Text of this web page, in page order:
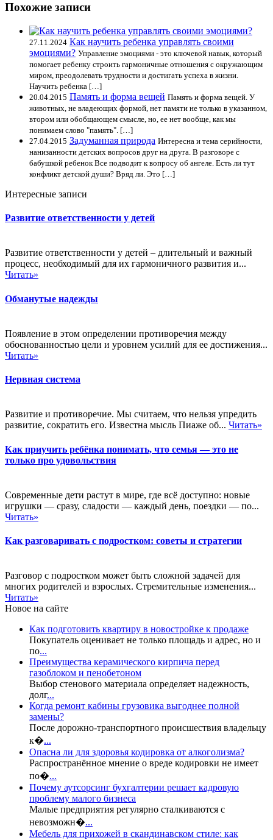
Похожие записи
27.11.2024 Как научить ребенка управлять своими
эмоциями? Управление эмоциями - это ключевой навык, который
помогает ребенку строить гармоничные отношения с окружающим
миром, преодолевать трудности и достигать успеха в жизни.
Научить ребенка […]
20.04.2015 Память и форма вещей Память и форма вещей. У
животных, не владеющих формой, нет памяти не только в указанном,
втором или обобщающем смысле, но, ее нет вообще, как мы
понимаем слово "память". […]
27.04.2015 Задуманная природа Интересна и тема серийности,
нанизанности детских вопросов друг на друга. В разговоре с
бабушкой ребенок Все подводит к вопросу об ангеле. Есть ли тут
конфликт детской души? Вряд ли. Это […]
Интересные записи
Развитие ответственности у детей
Развитие ответственности у детей – длительный и важный
процесс, необходимый для их гармоничного развития и...
Читать»
Обманутые надежды
Появление в этом определении противоречия между
обоснованностью цели и уровнем усилий для ее достижения...
Читать»
Нервная система
Развитие и противоречие. Мы считаем, что нельзя упредить
развитие, сократить его. Известна мысль Пиаже об... Читать»
Как приучить ребёнка понимать, что семья — это не
только про удовольствия
Современные дети растут в мире, где всё доступно: новые
игрушки — сразу, сладости — каждый день, поездки — по...
Читать»
Как разговаривать с подростком: советы и стратегии
Разговор с подростком может быть сложной задачей для
многих родителей и взрослых. Стремительные изменения...
Читать»
Новое на сайте
Как подготовить квартиру в новостройке к продаже
Покупатель оценивает не только площадь и адрес, но и
по...
Преимущества керамического кирпича перед
газоблоком и пенобетоном
Выбор стенового материала определяет надежность,
долг...
Когда ремонт кабины грузовика выгоднее полной
замены?
После дорожно-транспортного происшествия владельцу
к�...
Опасна ли для здоровья кодировка от алкоголизма?
Распространённое мнение о вреде кодировки не имеет
по�...
Почему аутсорсинг бухгалтерии решает кадровую
проблему малого бизнеса
Малые предприятия регулярно сталкиваются с
невозможн�...
Мебель для прихожей в скандинавском стиле: как